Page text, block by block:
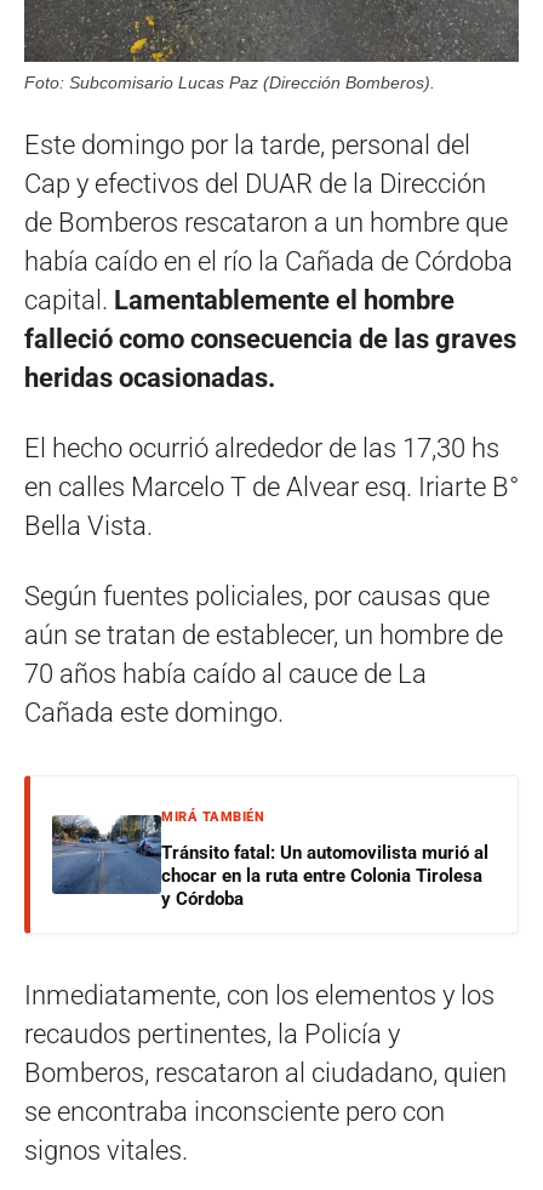
Foto: Subcomisario Lucas Paz (Dirección Bomberos).
Este domingo por la tarde, personal del
Cap y efectivos del DUAR de la Dirección
de Bomberos rescataron a un hombre que
había caído en el río la Cañada de Córdoba
capital. Lamentablemente el hombre
falleció como consecuencia de las graves
heridas ocasionadas.
El hecho ocurrió alrededor de las 17,30 hs
en calles Marcelo T de Alvear esq. Iriarte B°
Bella Vista.
Según fuentes policiales, por causas que
aún se tratan de establecer, un hombre de
70 años había caído al cauce de La
Cañada este domingo.
MIRÁ TAMBIÉN
Tránsito fatal: Un automovilista murió al
chocar en la ruta entre Colonia Tirolesa
y Córdoba
Inmediatamente, con los elementos y los
recaudos pertinentes, la Policía y
Bomberos, rescataron al ciudadano, quien
se encontraba inconsciente pero con
signos vitales.